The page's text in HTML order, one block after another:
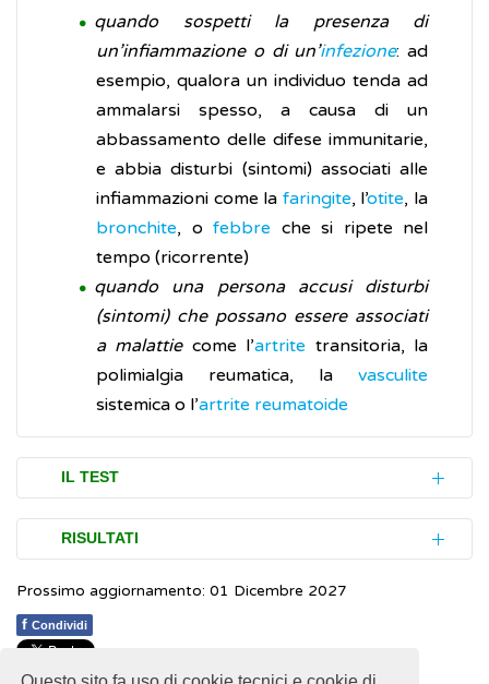
quando sospetti la presenza di
un’infiammazione o di un’infezione: ad
esempio, qualora un individuo tenda ad
ammalarsi spesso, a causa di un
abbassamento delle difese immunitarie,
e abbia disturbi (sintomi) associati alle
infiammazioni come la faringite, l’otite, la
bronchite, o febbre che si ripete nel
tempo (ricorrente)
quando una persona accusi disturbi
(sintomi) che possano essere associati
a malattiecome l’artrite transitoria, la
polimialgia reumatica, la vasculite
sistemica o l’artrite reumatoide
IL TEST
La VES è un esame molto semplice, non ha
controindicazioni e si effettua tramite un
semplice prelievo di una piccola quantità di
sangue (campione) da una vena del braccio.
Non è necessario essere a digiuno anche se,
RISULTATI
La VES è misurata in millimetri l’ora e i valori
normali (valori di riferimento) nei risultati
dell’analisi sono differenziati per sesso e per
Prossimo aggiornamento: 01 Dicembre 2027
f Condividi